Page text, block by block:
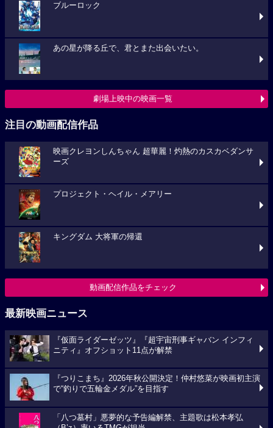
ブルーロック
あの星が降る丘で、君とまた出会いたい。
劇場上映中の映画一覧
注目の動画配信作品
映画クレヨンしんちゃん 超華麗！灼熱のカスカベダンサ
ーズ
プロジェクト・ヘイル・メアリー
キングダム 大将軍の帰還
動画配信作品をチェック
最新映画ニュース
『仮面ライダーゼッツ』『超宇宙刑事ギャバン インフィ
ニティ』オフショット11点が解禁
『つりこまち』2026年秋公開決定！仲村悠菜が映画初主演
で“釣りで五輪金メダル”を目指す
「八つ墓村」悪夢的な予告編解禁、主題歌は松本孝弘